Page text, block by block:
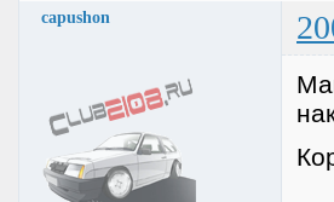
capushon